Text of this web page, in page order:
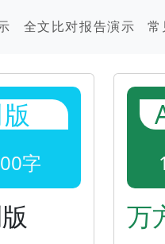
全文比对报告演示 常
字
万